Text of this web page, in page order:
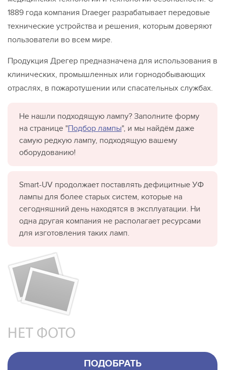
1889 года компания Draeger разрабатывает передовые
технические устройства и решения, которым доверяют
пользователи во всем мире.
Продукция Дрегер предназначена для использования в
клинических, промышленных или горнодобывающих
отраслях, в пожаротушении или спасательных службах.
Не нашли подходящую лампу? Заполните форму
на странице "Подбор лампы", и мы найдём даже
самую редкую лампу, подходящую вашему
оборудованию!
Smart-UV продолжает поставлять дефицитные УФ
лампы для более старых систем, которые на
сегодняшний день находятся в эксплуатации. Ни
одна другая компания не располагает ресурсами
для изготовления таких ламп.
ПОДОБРАТЬ